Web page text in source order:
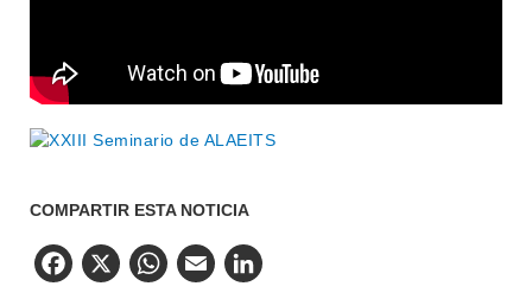
COMPARTIR ESTA NOTICIA
Facebook
X WhatsApp
Email